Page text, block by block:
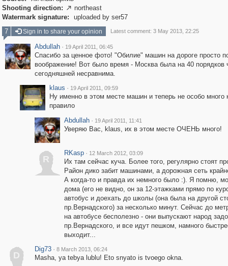
Shooting direction:  northeast
Watermark signature:
uploaded by ser57
7
Sign in to share your opinion Latest comment: 3 May 2013, 22:25
Abdullah · 19 April 2011, 06:45
Спасибо за ценное фото! "Обилие" машин на дороге просто
воображение! Вот было время - Москва была на 40 порядков
сегодняшней несравнима.
klaus · 19 April 2011, 09:59
Ну именно в этом месте машин и теперь не особо много
правило
Abdullah · 19 April 2011, 11:41
Уверяю Вас, klaus, их в этом месте ОЧЕНЬ много!
R
RKasp · 12 March 2012, 03:09
Их там сейчас куча. Более того, регулярно стоят
Район дико забит машинами, а дорожная сеть
А когда-то и правда их немного было :). Я помню,
дома (его не видно, он за 12-этажками прямо по
автобус и доехать до школы (она была на другой
пр.Вернадского) за несколько минут. Сейчас до
на автобусе бесполезно - они выпускают народ
пр.Вернадского, и все идут пешком, намного
выходит...
D
Dig73 · 8 March 2013, 06:24
Masha, ya tebya lublu! Eto snyato is tvoego okna.